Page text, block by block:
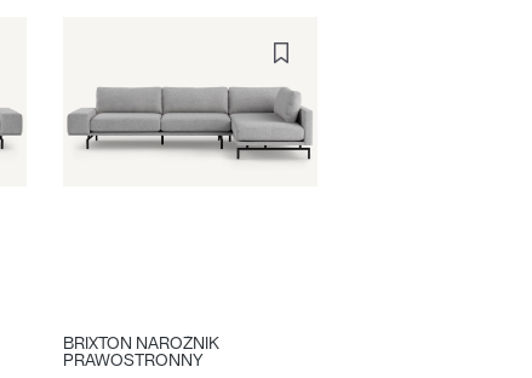
BRIXTON NAROŻNIK
PRAWOSTRONNY